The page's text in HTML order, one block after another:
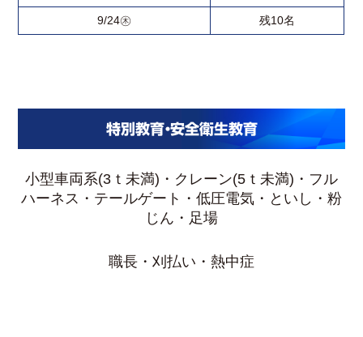
9/24㊍ 残10名
特別教育・安全衛生教育
小型車両系(3ｔ未満)・クレーン(5ｔ未満)・フル
ハーネス・テールゲート・低圧電気・といし・粉
じん・足場
職長・刈払い・熱中症